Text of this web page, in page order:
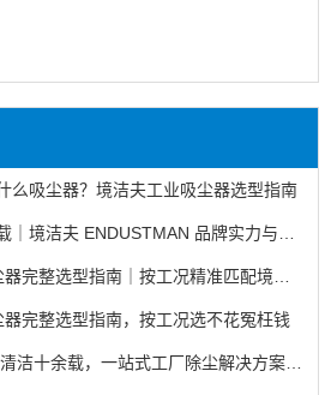
么吸尘器？境洁夫工业吸尘器选型指南
夫 ENDUSTMAN 品牌实力与全行业落地案例
选型指南｜按工况精准匹配境洁夫全系机型
完整选型指南，按工况选不花冤枉钱
十余载，一站式工厂除尘解决方案服务商